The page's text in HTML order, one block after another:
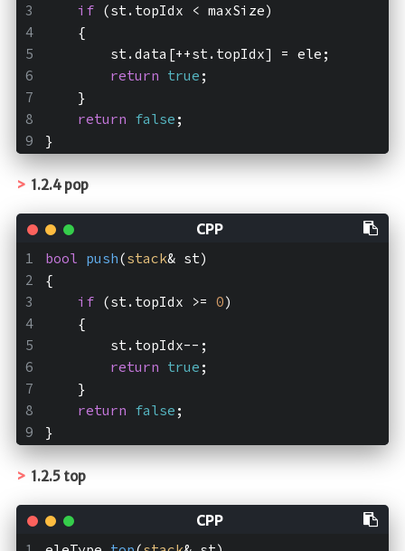
if (st.topIdx < maxSize)
    {
        st.data[++st.topIdx] = ele;
return true ;
    }
return false ;
}
1.2.4 pop
bool push(stack& st)
{
if (st.topIdx >= 0)
    {
        st.topIdx--;
return true ;
    }
return false ;
}
1.2.5 top